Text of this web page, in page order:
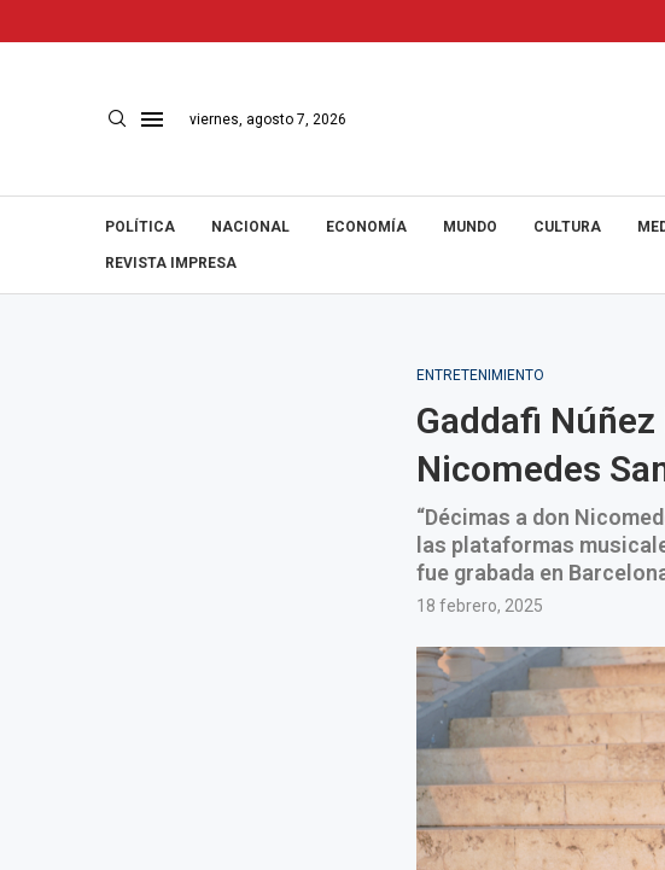
viernes, agosto 7, 2026
POLÍTICA NACIONAL ECONOMÍA MUNDO CULTURA
REVISTA IMPRESA
ENTRETENIMIENTO
Gaddafi
Nicomedes
“Décimas a don
las plataformas
fue grabada en
18 febrero, 2025